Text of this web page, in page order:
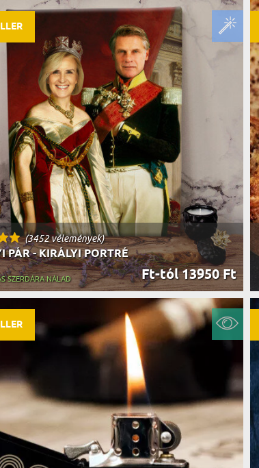
(3452 vélemények)
PÁR - KIRÁLYI PORTRÉ
Ft-tól 13950 Ft
SZERDÁRA NÁLAD